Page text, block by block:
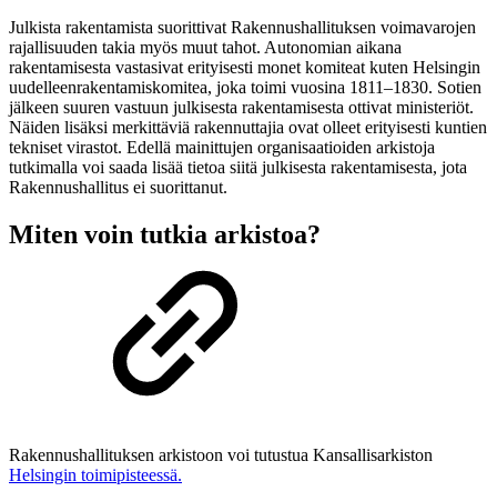
Julkista rakentamista suorittivat Rakennushallituksen voimavarojen
rajallisuuden takia myös muut tahot. Autonomian aikana
rakentamisesta vastasivat erityisesti monet komiteat kuten Helsingin
uudelleenrakentamiskomitea, joka toimi vuosina 1811–1830. Sotien
jälkeen suuren vastuun julkisesta rakentamisesta ottivat ministeriöt.
Näiden lisäksi merkittäviä rakennuttajia ovat olleet erityisesti kuntien
tekniset virastot. Edellä mainittujen organisaatioiden arkistoja
tutkimalla voi saada lisää tietoa siitä julkisesta rakentamisesta, jota
Rakennushallitus ei suorittanut.
Miten voin tutkia arkistoa?
Rakennushallituksen arkistoon voi tutustua Kansallisarkiston
Helsingin toimipisteessä.